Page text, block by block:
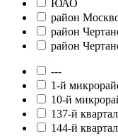
ЮАО
район
район
район
---
1-й
10-й
137-й квартал
144-й квартал